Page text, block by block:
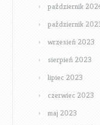
październik
październik
wrzesień 2023
sierpień 2023
lipiec 2023
czerwiec 2023
maj 2023